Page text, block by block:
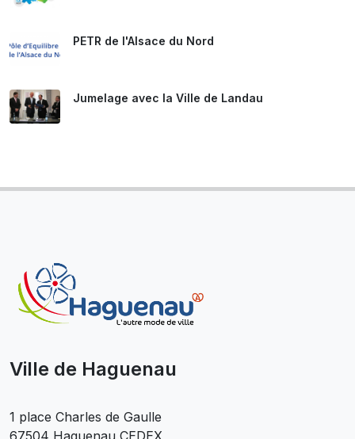
PETR de l'Alsace du Nord
Jumelage avec la Ville de Landau
Ville de Haguenau
1 place Charles de Gaulle